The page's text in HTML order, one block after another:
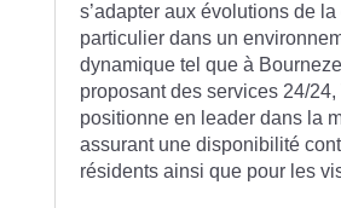
s’adapter aux évolutions de
particulier dans un
dynamique tel que à
proposant des services 24/24,
positionne en leader dans la
assurant une disponibilité
résidents ainsi que pour les